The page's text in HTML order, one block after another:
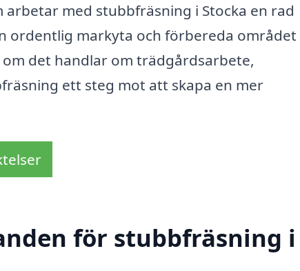
med stubbfräsning i Stocka en rad
ordentlig markyta och förbereda
det handlar om trädgårdsarbete,
ett steg mot att skapa en mer
för stubbfräsning i